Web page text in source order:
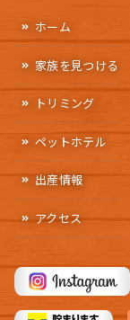
ホーム
家族を見つける
トリミング
ペットホテル
出産情報
アクセス